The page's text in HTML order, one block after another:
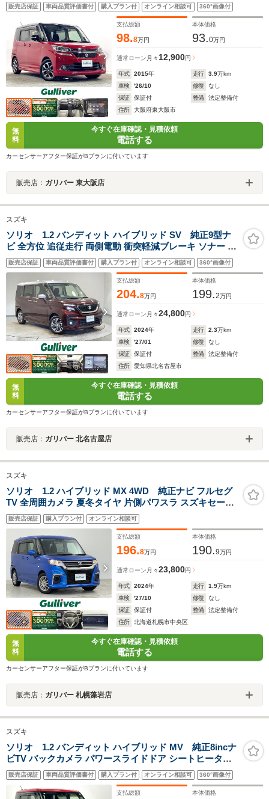
ッシュスタート オートライト 前後ドライブレコーダー
ETC
販売店保証 車両品質評価書付 購入プラン付 オンライン相談可 360°画像付
支払総額
98.8万円
本体価格
93.0万円
通常ローン 月々12,900円
年式 2015年 走行 3.9万km
車検
'26/10 修復
なし
保証
保証付 整備
法定整備付
住所
大阪府東大阪市
無
料
今すぐ在庫確認・見積依頼
電話する
カーセンサーアフター保証がBプランに付いています
販売店： ガリバー 東大阪店
スズキ
ソリオ 1.2 バンディット ハイブリッド SV 純正9型ナ
ビ 全方位 追従走行 両側電動 衝突軽減ブレーキ ソナー レ
ーンアシスト パドルシフト ヘッドアップディスプレイ
LEDヘッド フォグ プッシュスタート スマートキー USB
接続 シートヒーター 後席テーブル
販売店保証 車両品質評価書付 購入プラン付 オンライン相談可 360°画像付
支払総額
204.8万円
本体価格
199.2万円
通常ローン 月々24,800円
年式 2024年 走行 2.3万km
車検
'27/01 修復
なし
保証
保証付 整備
法定整備付
住所
愛知県北名古屋市
無
料
今すぐ在庫確認・見積依頼
電話する
カーセンサーアフター保証がBプランに付いています
販売店： ガリバー 北名古屋店
スズキ
ソリオ 1.2 ハイブリッド MX 4WD 純正ナビ フルセグ
TV 全周囲カメラ 夏冬タイヤ 片側パワスラ スズキセーフ
ティサポート 衝突軽減 誤発信抑制 レーンキープアシスト
コーナーセンサー オートハイビーム レーダークルーズ 前
席シートヒーター 保証書
販売店保証 購入プラン付 オンライン相談可
支払総額
196.8万円
本体価格
190.9万円
通常ローン 月々23,800円
年式 2024年 走行 1.9万km
車検
'27/10 修復
なし
保証
保証付 整備
法定整備付
住所
北海道札幌市中央区
無
料
今すぐ在庫確認・見積依頼
電話する
カーセンサーアフター保証がBプランに付いています
販売店： ガリバー 札幌藻岩店
スズキ
ソリオ 1.2 バンディット ハイブリッド MV 純正8incナ
ビTV バックカメラ パワースライドドア シートヒーター
レーダークルコン 衝突軽減ブレーキ レーンアシスト スマ
ートキー プッシュスタート オートライト LEDヘッドライ
ト ETC
販売店保証 車両品質評価書付 購入プラン付 オンライン相談可 360°画像付
支払総額 本体価格